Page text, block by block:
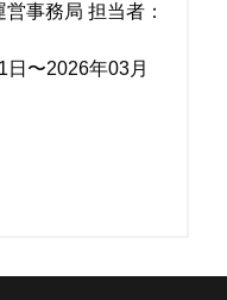
事務局 担当者：
日〜2026年03月